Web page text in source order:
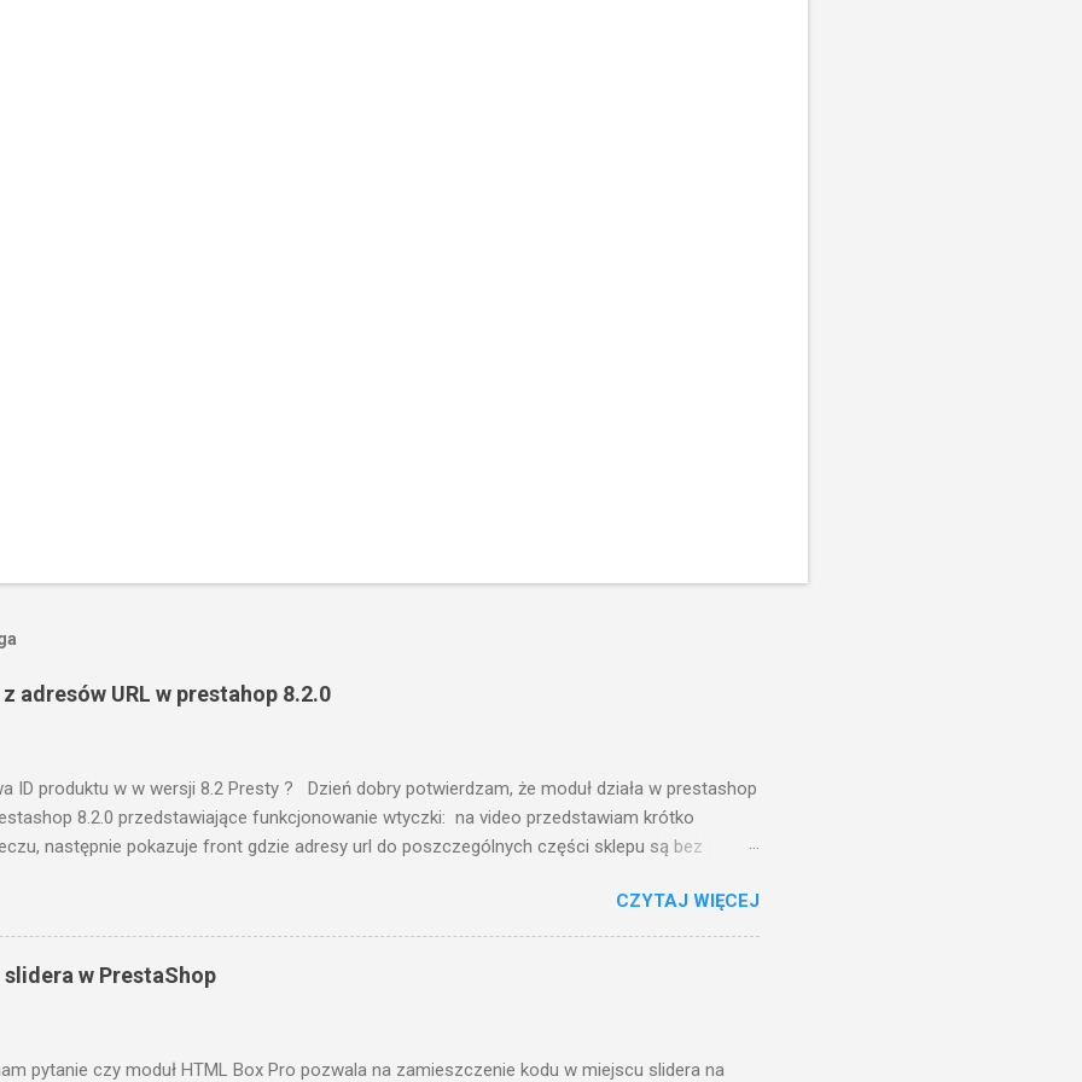
adresów URL w prestahop 8.2.0
ID produktu w w wersji 8.2 Presty ? Dzień dobry potwierdzam, że moduł działa w prestashop
8.2.0 przedstawiające funkcjonowanie wtyczki: na video przedstawiam krótko
następnie pokazuje front gdzie adresy url do poszczególnych części sklepu są bez
CZYTAJ WIĘCEJ
slidera w PrestaShop
pytanie czy moduł HTML Box Pro pozwala na zamieszczenie kodu w miejscu slidera na